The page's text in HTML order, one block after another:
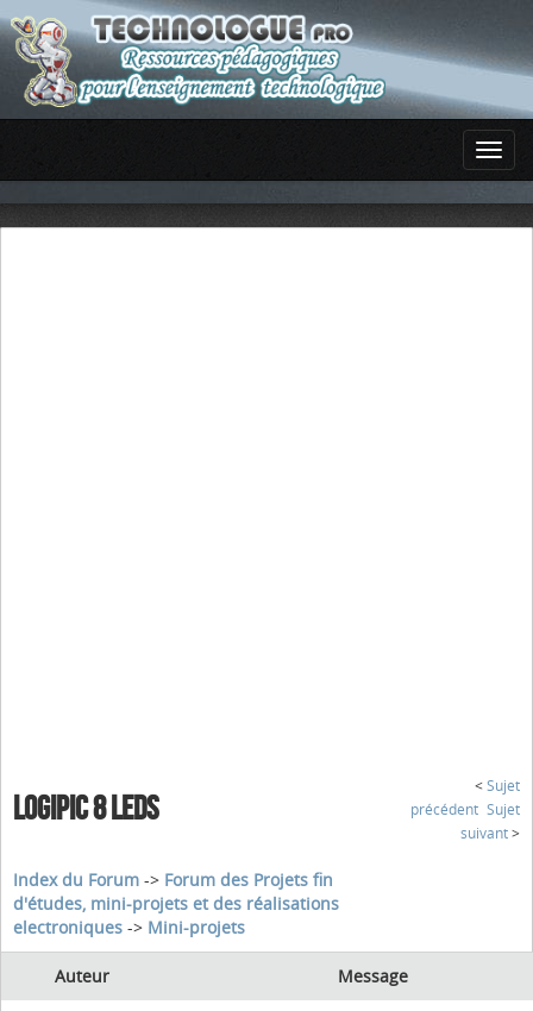
LOGIPIC 8 LEDS
< Sujet
précédent Sujet
suivant >
Index du Forum -> Forum des Projets fin
d'études, mini-projets et des réalisations
electroniques -> Mini-projets
Auteur Message